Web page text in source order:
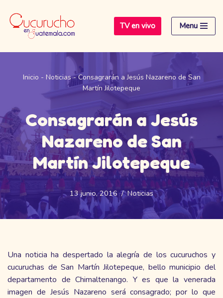
Saltar
contenido
TV en vivo Menu
Inicio - Noticias-Consagrarán a Jesús Nazareno de San
Martín Jilotepeque
Consagrarán a Jesús
Nazareno de San
Martín Jilotepeque
13 junio, 2016 Noticias
Una noticia ha despertado la alegría de los cucuruchos y
cucuruchas de San Martín Jilotepeque, bello municipio del
departamento de Chimaltenango. Y es que la venerada
imagen de Jesús Nazareno será consagrado; por lo que